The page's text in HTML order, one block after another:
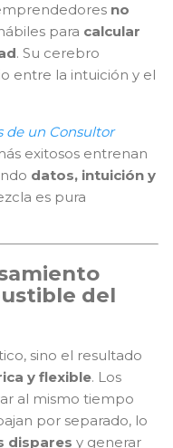
no
para calcular
. Su cerebro
entre la intuición y el
de un Consultor
exitosos entrenan
datos, intuición y
es pura
del
sino el resultado
y flexible. Los
al mismo tiempo
por separado, lo
dispares y generar